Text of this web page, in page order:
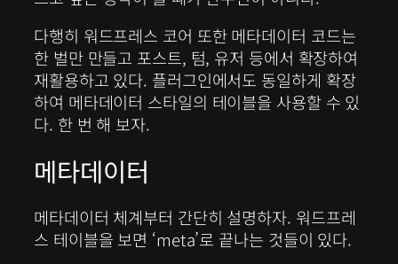
다행히 워드프레스 코어 또한 메타데이터 코드는
한 벌만 만들고 포스트, 텀, 유저 등에서 확장하여
재활용하고 있다. 플러그인에서도 동일하게 확장
하여 메타데이터 스타일의 테이블을 사용할 수 있
다. 한 번 해 보자.
메타데이터
메타데이터 체계부터 간단히 설명하자. 워드프레
스 테이블을 보면 ‘meta’로 끝나는 것들이 있다.